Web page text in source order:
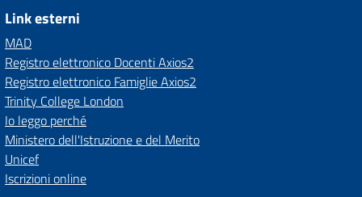
Link esterni
MAD
Registro elettronico Docenti Axios2
Registro elettronico Famiglie Axios2
Trinity College London
Io leggo perché
Ministero dell'Istruzione e del Merito
Unicef
Iscrizioni online